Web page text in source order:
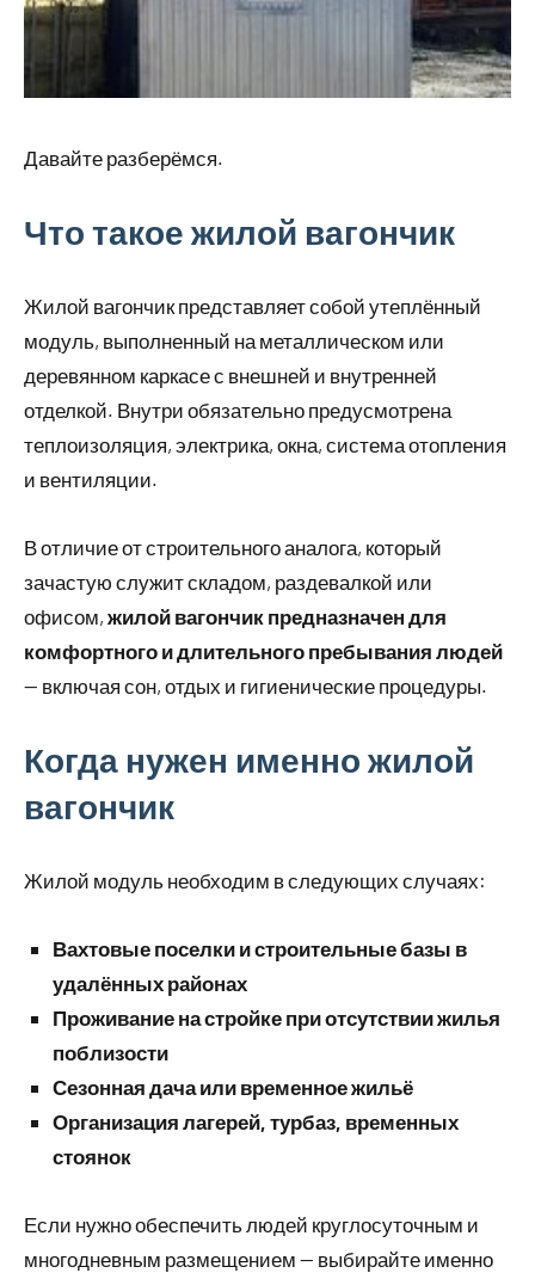
Давайте разберёмся.
Что такое жилой вагончик
Жилой вагончик представляет собой утеплённый
модуль, выполненный на металлическом или
деревянном каркасе с внешней и внутренней
отделкой. Внутри обязательно предусмотрена
теплоизоляция, электрика, окна, система отопления
и вентиляции.
В отличие от строительного аналога, который
зачастую служит складом, раздевалкой или
офисом, жилой вагончик предназначен для
комфортного и длительного пребывания людей
— включая сон, отдых и гигиенические процедуры.
Когда нужен именно жилой
вагончик
Жилой модуль необходим в следующих случаях:
Вахтовые поселки и строительные базы в
удалённых районах
Проживание на стройке при отсутствии жилья
поблизости
Сезонная дача или временное жильё
Организация лагерей, турбаз, временных
стоянок
Если нужно обеспечить людей круглосуточным и
многодневным размещением — выбирайте именно